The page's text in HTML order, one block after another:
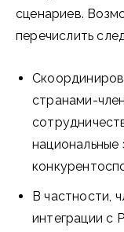
сценариев.
перечислить
странами-
В частности,
интеграции с